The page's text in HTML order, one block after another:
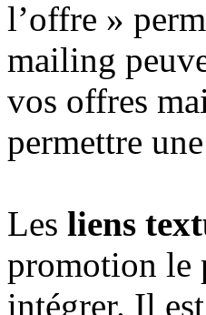
l’offre »
mailing
vos offres
permettre
Les liens
promotion le
intégrer. Il